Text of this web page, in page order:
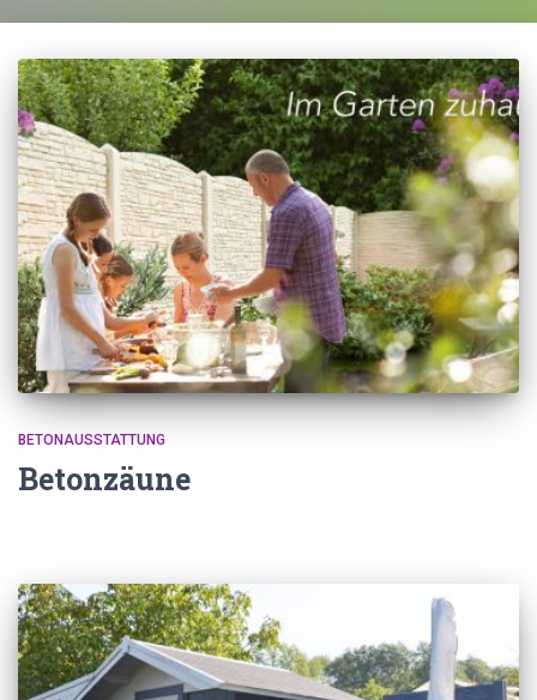
BETONAUSSTATTUNG
Betonzäune